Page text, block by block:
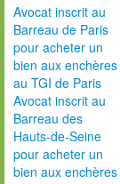
Avocat inscrit au
Barreau de Paris
pour acheter un
bien aux enchères
au TGI de Paris
Avocat inscrit au
Barreau des
Hauts-de-Seine
pour acheter un
bien aux enchères